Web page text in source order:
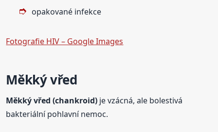
opakované infekce
Fotografie HIV – Google Images
Měkký vřed
Měkký vřed (chankroid) je vzácná, ale bolestivá
bakteriální pohlavní nemoc.